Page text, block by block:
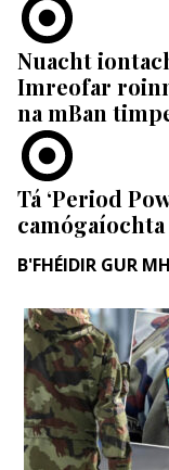
Nuacht
Imreofar
na mBan
Tá ‘Period
camógaíochta
B'FHÉIDIR GUR